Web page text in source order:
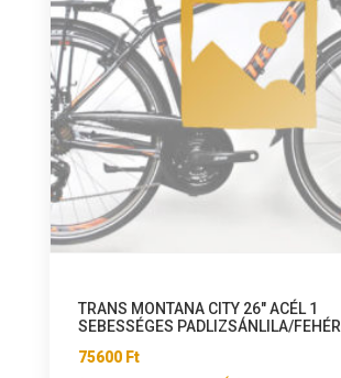
TRANS MONTANA CITY 26″ ACÉL 1
SEBESSÉGES PADLIZSÁNLILA/FEHÉR
75600 Ft